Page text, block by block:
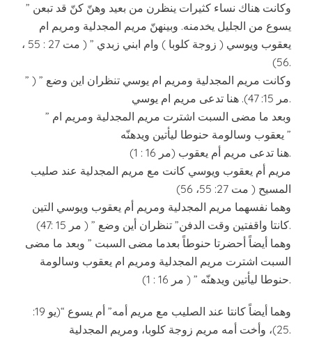
” وكانت هناك نساء كثيرات ينظرن من بعيد وهنّ كنّ قد تبعن
يسوع من الجليل يخدمنه. وبينهنّ مريم المجدلية ومريم ام
يعقوب ويوسي ( زوجة كلوبا ) وام ابني زبدي ” ( مت 27 : 55 ،
56).
” وكانت مريم المجدلية ومريم ام يوسي تنظران اين وضع ” (
مر 15: 47). هنا تدعى مريم ام يوسي.
” وبعد ما مضى السبت اشترت مريم المجدلية ومريم ام
يعقوب وسالومة حنوطا ليأتين ويدهنّه ”
(مر 16 : 1) هنا تدعى مريم أم يعقوب.
مريم أم يعقوب ويوسي كانت مع مريم المجدلية عند صليب
المسيح ( مت 27: 55، 56)
وهما نفسهما مريم المجدلية ومريم أم يعقوب ويوسي التين
كانتا واقفتين وقت الدفن” تنظران أين وضع ” ( مر 15 :47).
وهما أيضاً أحضرتا حنوطاً بعدما مضى السبت ” وبعد ما مضى
السبت اشترت مريم المجدلية ومريم ام يعقوب وسالومة
حنوطا ليأتين ويدهنّه ” ( مر 16 : 1).
وهما أيضاً كانتا عند الصليب مع مريم أمه” أم يسوع “(يو 19:
25)، وأخت أمه مريم زوجة كلوبا، ومريم المجدلية.